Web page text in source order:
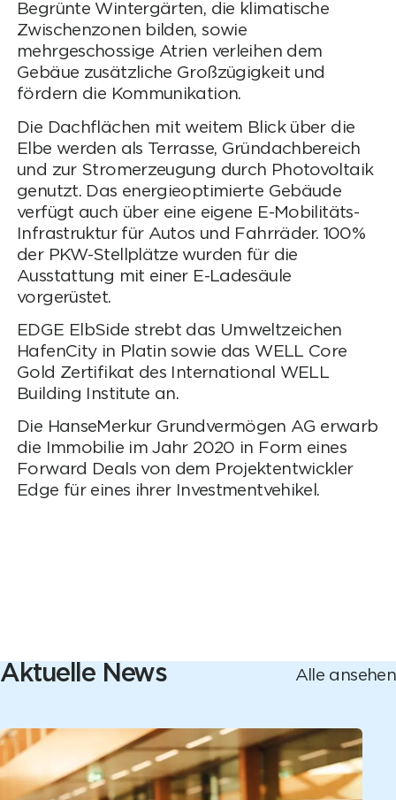
Begrünte Wintergärten, die klimatische
Zwischenzonen bilden, sowie
mehrgeschossige Atrien verleihen dem
Gebäue zusätzliche Großzügigkeit und
fördern die Kommunikation.
Die Dachflächen mit weitem Blick über die
Elbe werden als Terrasse, Gründachbereich
und zur Stromerzeugung durch Photovoltaik
genutzt. Das energieoptimierte Gebäude
verfügt auch über eine eigene E-Mobilitäts-
Infrastruktur für Autos und Fahrräder. 100%
der PKW-Stellplätze wurden für die
Ausstattung mit einer E-Ladesäule
vorgerüstet.
EDGE ElbSide strebt das Umweltzeichen
HafenCity in Platin sowie das WELL Core
Gold Zertifikat des International WELL
Building Institute an.
Die HanseMerkur Grundvermögen AG erwarb
die Immobilie im Jahr 2020 in Form eines
Forward Deals von dem Projektentwickler
Edge für eines ihrer Investmentvehikel.
Aktuelle News Alle ansehen